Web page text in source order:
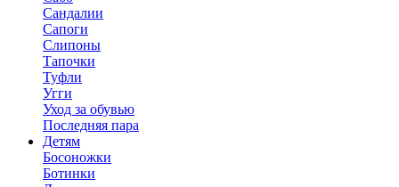
Сандалии
Сапоги
Слипоны
Тапочки
Туфли
Угги
Уход за обувью
Последняя пара
Детям
Босоножки
Ботинки